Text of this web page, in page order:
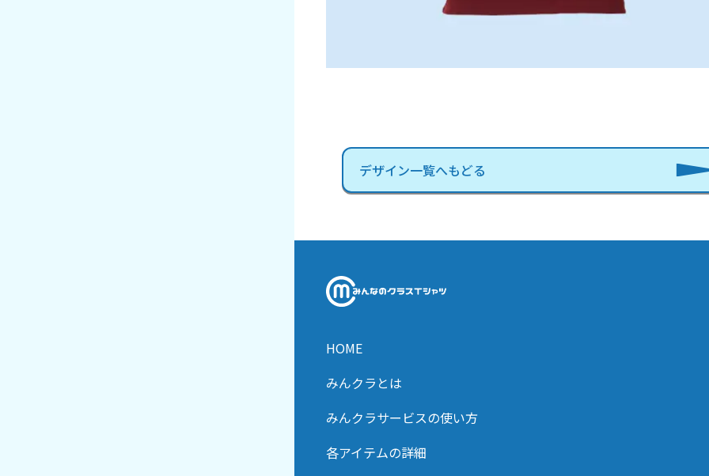
デザイン一覧へもどる
HOME
みんクラとは
みんクラサービスの使い方
各アイテムの詳細